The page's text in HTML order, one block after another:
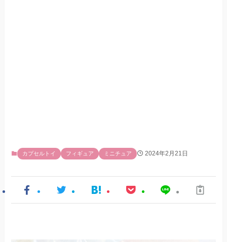
カプセルトイ フィギュア ミニチュア 2024年2月21日